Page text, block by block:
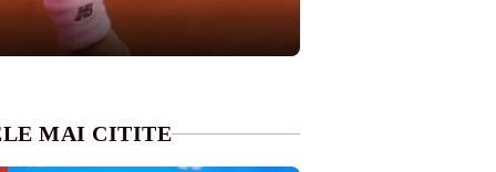
MAI CITITE